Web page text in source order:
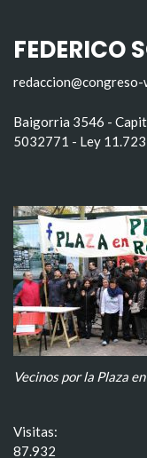
FEDERICO
redaccion@congreso-
Baigorria 3546 -
5032771 - Ley 11.723
Vecinos por la Plaza
Visitas:
87.932